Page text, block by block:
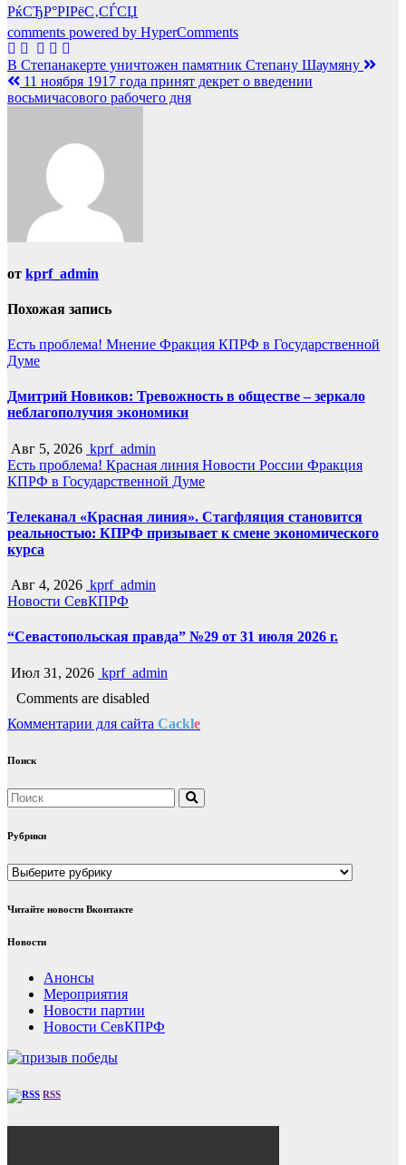
РќСЂР°РІРёС‚СЃСЏ
comments powered by HyperComments
Навигация
по
В Степанакерте уничтожен памятник Степану Шаумяну
11 ноября 1917 года принят декрет о введении
восьмичасового рабочего дня
от kprf_admin
Похожая запись
Есть проблема! Мнение Фракция КПРФ в Государственной
Думе
Дмитрий Новиков: Тревожность в обществе – зеркало
неблагополучия экономики
Авг 5, 2026 kprf_admin
Есть проблема! Красная линия Новости России Фракция
КПРФ в Государственной Думе
Телеканал «Красная линия». Стагфляция становится
реальностью: КПРФ призывает к смене экономического
курса
Авг 4, 2026 kprf_admin
Новости СевКПРФ
“Севастопольская правда” №29 от 31 июля 2026 г.
Июл 31, 2026 kprf_admin
Comments are disabled
Комментарии для сайта Cackle
Поиск
Рубрики
Рубрики
Читайте новости Вконтакте
Новости
Анонсы
Мероприятия
Новости партии
Новости СевКПРФ
RSS